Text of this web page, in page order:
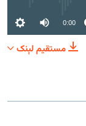
0:00
مستقیم لېنک